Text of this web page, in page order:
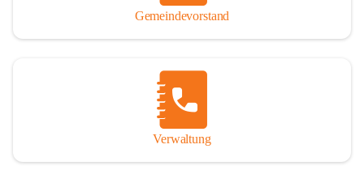
Gemeindevorstand
Verwaltung